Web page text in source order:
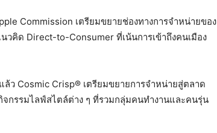
Commission เตรียมขยายช่องทางการจำหน่ายของ
วคิด Direct-to-Consumer ที่เน้นการเข้าถึงคนเมือง
ว Cosmic Crisp® เตรียมขยายการจำหน่ายสู่ตลาด
รรมไลฟ์สไตล์ต่าง ๆ ที่รวมกลุ่มคนทำงานและคนรุ่น